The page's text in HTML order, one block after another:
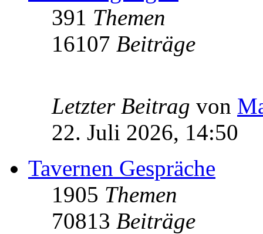
391 Themen
16107 Beiträge
Letzter Beitrag von
22. Juli 2026, 14:50
Tavernen Gespräche
1905 Themen
70813 Beiträge